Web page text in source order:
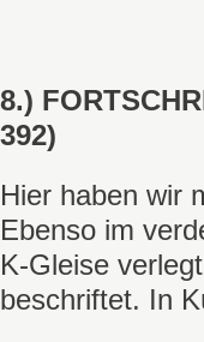
8.)
392)
Hier haben wir
Ebenso im
K-Gleise
beschriftet. In